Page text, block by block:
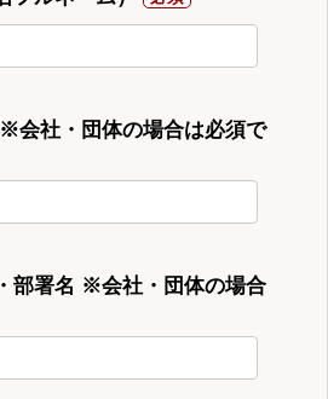
会社・団体の場合は必須で
部署名 ※会社・団体の場合